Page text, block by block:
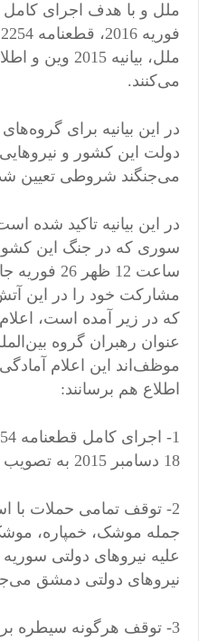
می‌کنند.
در این بیانیه برای
دولت این کشور و
می‌جنگند شروطی تعیین
در این بیانیه تاکید شده
سوری که در جنگ این کشور
ساعت 12
مشارکت خود را در این
که در زیر آمده است،
عنوان رهبران گروه‌
موظف‌اند این اعلام
اطلاع هم برسانند:
18 دسامبر 2015 به تصویب تمامی اعضا رسید؛
2- توقف تمامی حملات با
جمله موشک، خمپاره،
علیه نیروهای دولتی
نیروهای دولتی دمشق
3- توقف هرگونه سیطره